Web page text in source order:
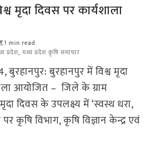
मृदा दिवस पर कार्यशाला
1 min read
प्रदेश, मध्य प्रदेश कृषि समाचार
बुरहानपुर में विश्व मृदा
आयोजित – जिले के ग्राम
दिवस के उपलक्ष्य में ‘स्वस्थ धरा,
कृषि विभाग, कृषि विज्ञान केन्द्र एवं